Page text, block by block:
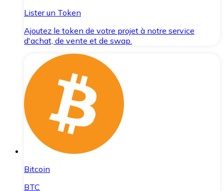
Lister un Token
Ajoutez le token de votre projet à notre service
d'achat, de vente et de swap.
Bitcoin
BTC